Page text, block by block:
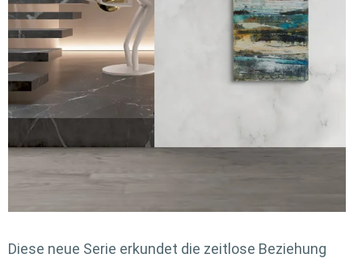
Diese neue Serie erkundet die zeitlose Beziehung